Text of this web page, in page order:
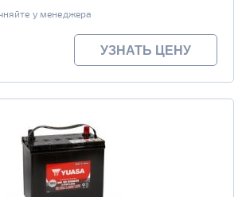
у менеджера
УЗНАТЬ ЦЕНУ